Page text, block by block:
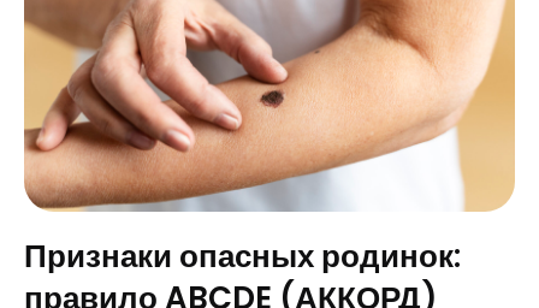
Признаки опасных родинок:
правило ABCDE (АККОРД)